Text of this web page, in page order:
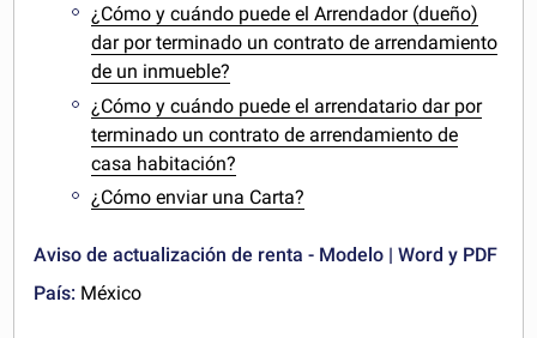
¿Cómo y cuándo puede el Arrendador (dueño)
dar por terminado un contrato de arrendamiento
de un inmueble?
¿Cómo y cuándo puede el arrendatario dar por
terminado un contrato de arrendamiento de
casa habitación?
¿Cómo enviar una Carta?
Aviso de actualización de renta - Modelo | Word y PDF
País: México